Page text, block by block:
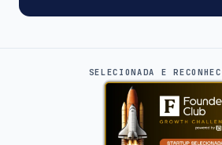
SELECIONADA E